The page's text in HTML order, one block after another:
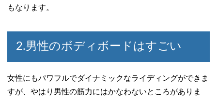
もなります。
2.男性のボディボードはすごい
女性にもパワフルでダイナミックなライディングができま
すが、やはり男性の筋力にはかなわないところがありま